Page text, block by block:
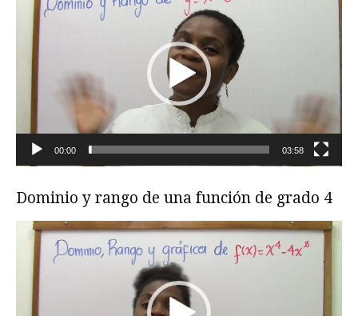
vídeo
00:00 03:58
Dominio y rango de una función de grado 4
Reproductor
vídeo